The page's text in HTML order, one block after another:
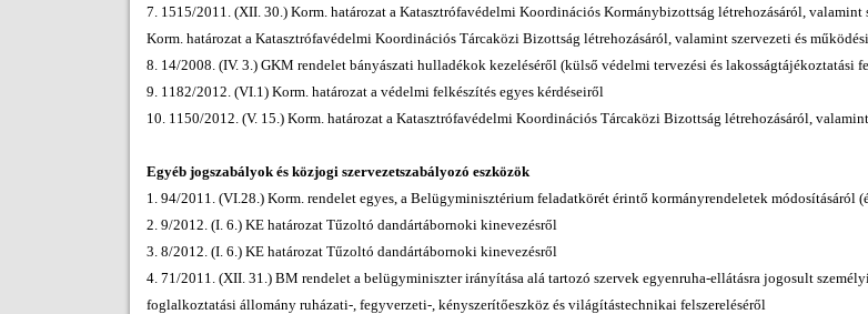
7. 1515/2011. (XII. 30.) Korm. határozat a Katasztrófavédelmi Koordinációs Kormánybizottság létrehozásáról,
Korm. határozat a Katasztrófavédelmi Koordinációs Tárcaközi Bizottság létrehozásáról, valamint szervezeti és
8. 14/2008. (IV. 3.) GKM rendelet bányászati hulladékok kezeléséről (külső védelmi tervezési és lakosságtájékoztatási
9. 1182/2012. (VI.1) Korm. határozat a védelmi felkészítés egyes kérdéseiről
10. 1150/2012. (V. 15.) Korm. határozat a Katasztrófavédelmi Koordinációs Tárcaközi Bizottság létrehozásáról,
Egyéb jogszabályok és közjogi szervezetszabályozó eszközök
1. 94/2011. (VI.28.) Korm. rendelet egyes, a Belügyminisztérium feladatkörét érintő kormányrendeletek módosításáról
2. 9/2012. (I. 6.) KE határozat Tűzoltó dandártábornoki kinevezésről
3. 8/2012. (I. 6.) KE határozat Tűzoltó dandártábornoki kinevezésről
4. 71/2011. (XII. 31.) BM rendelet a belügyminiszter irányítása alá tartozó szervek egyenruha-ellátásra jogosult
foglalkoztatási állomány ruházati-, fegyverzeti-, kényszerítőeszköz és világítástechnikai felszereléséről